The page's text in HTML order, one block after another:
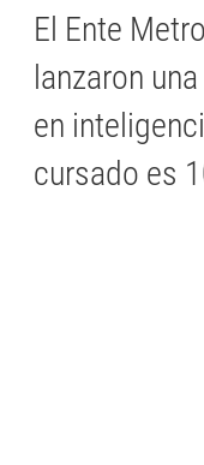
El Ente
lanzaron
en
cursado es